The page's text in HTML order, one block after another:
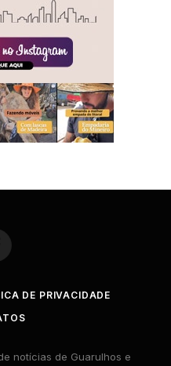
DE PRIVACIDADE
notícias de Guarulhos e